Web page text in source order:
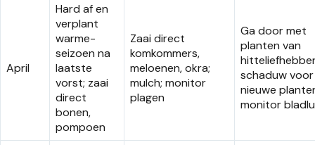
April
Hard af en
verplant
warme-
seizoen na
laatste
vorst; zaai
direct
bonen,
pompoen
Zaai direct
komkommers,
meloenen, okra;
mulch; monitor
plagen
Ga door met
planten van
schaduw voor
nieuwe
monitor